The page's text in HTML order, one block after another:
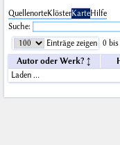
QuellenorteKlösterKarteHilfe
Suche:
Einträge zeigen
0 bis
Autor oder Werk?
Laden …